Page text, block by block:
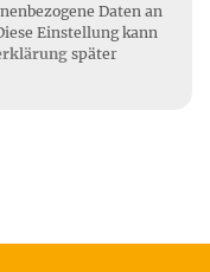
Daten an
Einstellung kann
später